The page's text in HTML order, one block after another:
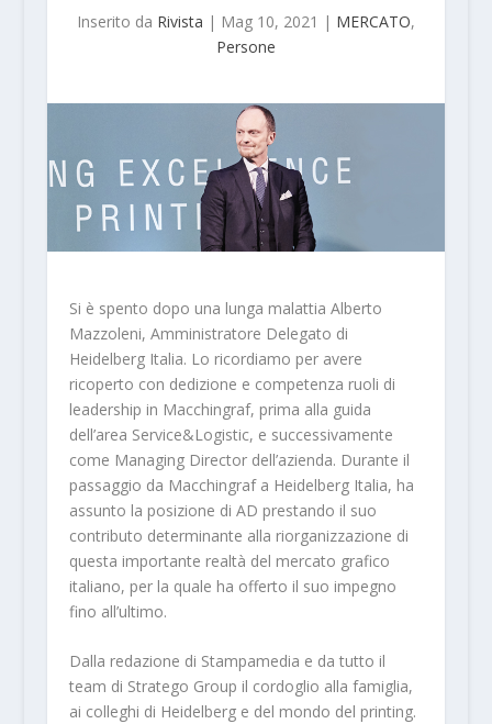
Inserito da Rivista | Mag 10, 2021 | MERCATO,
Persone
Si è spento dopo una lunga malattia Alberto
Mazzoleni, Amministratore Delegato di
Heidelberg Italia. Lo ricordiamo per avere
ricoperto con dedizione e competenza ruoli di
leadership in Macchingraf, prima alla guida
dell’area Service&Logistic, e successivamente
come Managing Director dell’azienda. Durante il
passaggio da Macchingraf a Heidelberg Italia, ha
assunto la posizione di AD prestando il suo
contributo determinante alla riorganizzazione di
questa importante realtà del mercato grafico
italiano, per la quale ha offerto il suo impegno
fino all’ultimo.
Dalla redazione di Stampamedia e da tutto il
team di Stratego Group il cordoglio alla famiglia,
ai colleghi di Heidelberg e del mondo del printing.